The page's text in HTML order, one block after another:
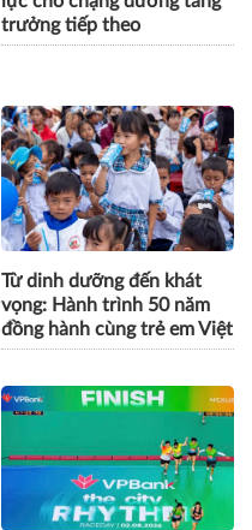
trưởng tiếp theo
Từ dinh dưỡng đến khát
vọng: Hành trình 50 năm
đồng hành cùng trẻ em Việt